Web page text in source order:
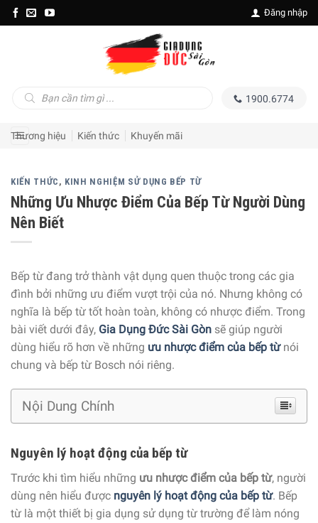
Skip
to
Đăng nhập
kiếm
1900.6774
Thương hiệu Kiến thức Khuyến mãi
KIẾN THỨC , KINH NGHIỆM SỬ DỤNG BẾP TỪ
Những Ưu Nhược Điểm Của Bếp Từ Người Dùng
Nên Biết
Bếp từ đang trở thành vật dụng quen thuộc trong các gia
đình bởi những ưu điểm vượt trội của nó. Nhưng không có
nghĩa là bếp từ tốt hoàn toàn, không có nhược điểm. Trong
bài viết dưới đây, Gia Dụng Đức Sài Gòn sẽ giúp người
dùng hiểu rõ hơn về những ưu nhược điểm của bếp từnói
chung và bếp từ Bosch nói riêng.
Nội Dung Chính
Nguyên lý hoạt động của bếp từ
Trước khi tìm hiểu những ưu nhược điểm của bếp từ, người
dùng nên hiểu được nguyên lý hoạt động của bếp từ. Bếp
từ là một thiết bị gia dụng sử dụng từ trường để làm nóng